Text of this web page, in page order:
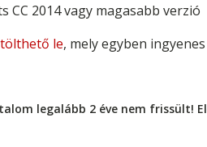
CC 2014 vagy magasabb verzió
le, mely egyben
legalább 2 éve nem frissült!